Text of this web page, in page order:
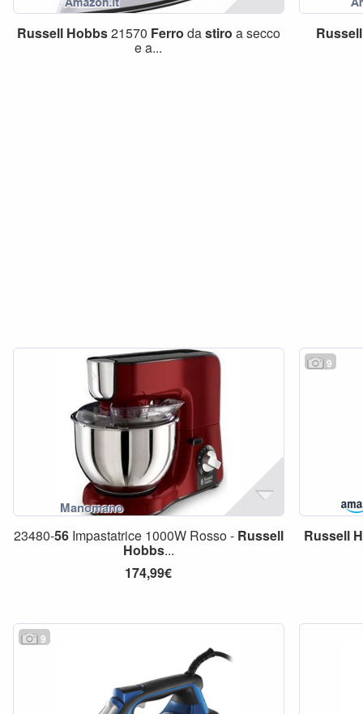
Russell Hobbs21570 Ferro dastiro a secco
e a...
Russell
23480-56Impastatrice 1000W Rosso - Russell
Hobbs...
174,99€
9
Russell
9